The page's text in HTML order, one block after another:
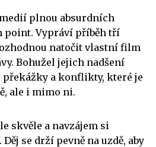
plnou absurdních
point. Vypráví příběh tří
natočit vlastní film
Bohužel jejich nadšení
překážky a konflikty, které je
ale i mimo ni.
skvěle a navzájem si
se drží pevně na uzdě, aby